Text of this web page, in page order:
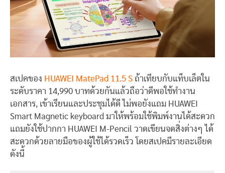
สเปคของ HUAWEI MatePad 11.5 S ถ้าเทียบกับแท็บเล็ตใน
ระดับราคา 14,990 บาทด้วยกันแล้วถือว่าดีพอใช้ทำงาน
เอกสาร, เข้าเรียนและประชุมได้ดี ไม่พอยังแถม HUAWEI
Smart Magnetic keyboard มาให้พร้อมใช้พิมพ์งานได้สะดวก
แถมยังใช้ปากกา HUAWEI M-Pencil วาดเขียนจดสิ่งต่างๆ ได้
สะดวกด้วยลายมือของผู้ใช้ได้รวดเร็ว โดยสเปคมีรายละเอียด
ดังนี้